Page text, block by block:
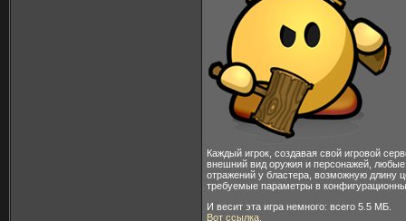
Каждый игрок, создавая свой игровой
внешний вид оружия и персонажей,
отражений у бластера, возможную длину
требуемые параметры в
И весит эта игра немного: всего 5.5 МБ.
Вот ссылка.